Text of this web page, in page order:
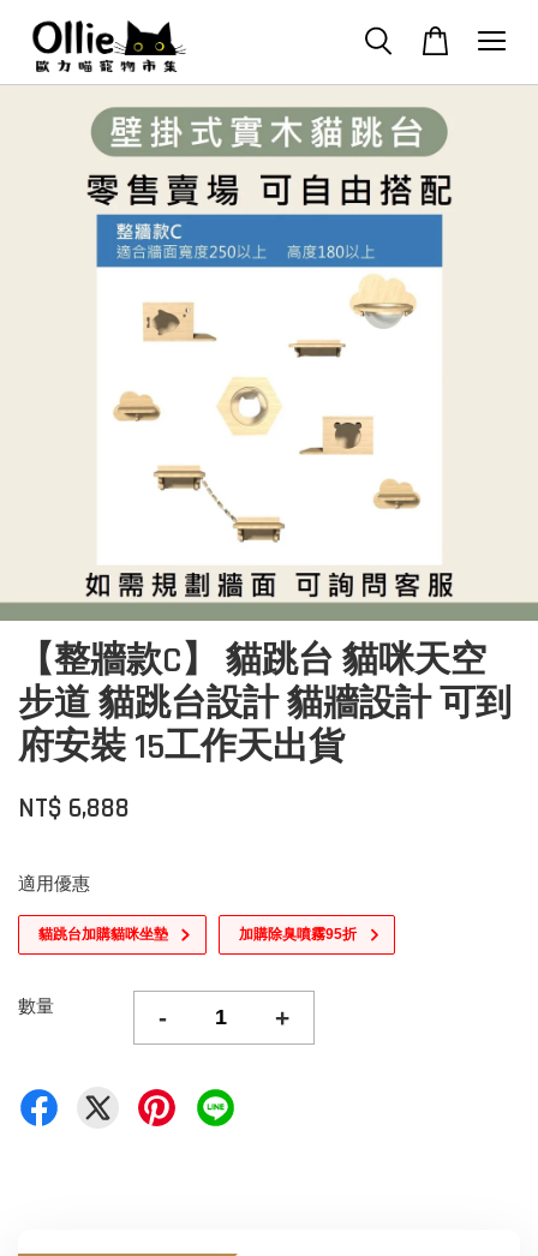
【整牆款C】 貓跳台 貓咪天空
步道 貓跳台設計 貓牆設計 可到
府安裝 15工作天出貨
NT$ 6,888
適用優惠
貓跳台加購貓咪坐墊 加購除臭噴霧95折
數量 - +